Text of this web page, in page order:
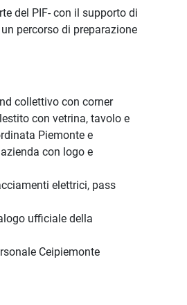
del PIF- con il supporto di
percorso di preparazione
collettivo con corner
con vetrina, tavolo e
Piemonte e
con logo e
elettrici, pass
ufficiale della
Ceipiemonte